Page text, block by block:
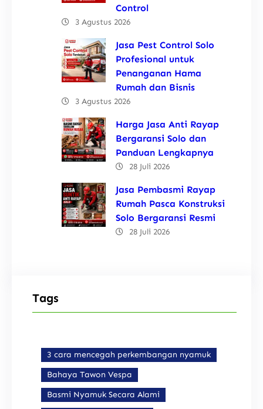
Control
3 Agustus 2026
Jasa Pest Control Solo
Profesional untuk
Penanganan Hama
Rumah dan Bisnis
3 Agustus 2026
Harga Jasa Anti Rayap
Bergaransi Solo dan
Panduan Lengkapnya
28 Juli 2026
Jasa Pembasmi Rayap
Rumah Pasca Konstruksi
Solo Bergaransi Resmi
28 Juli 2026
Tags
3 cara mencegah perkembangan nyamuk
Bahaya Tawon Vespa
Basmi Nyamuk Secara Alami